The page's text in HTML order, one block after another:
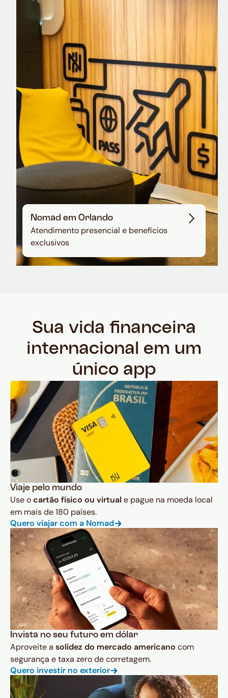
Nomad Explorer
Cartão de crédito brasileiro com cashback
em dólar
Nomad em Orlando
Atendimento presencial e benefícios
exclusivos
Sua vida financeira
internacional em um
único app
Viaje pelo mundo
Use ocartão físico ou virtual e pague na moeda local
em mais de 180 países.
Quero viajar com a Nomad
Invista no seu futuro em dólar
Aproveite a solidez do mercado americano com
segurança e taxa zero de corretagem.
Quero investir no exterior